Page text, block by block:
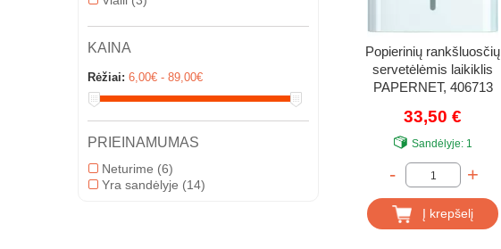
Popierinių rankšluosčių
servetėlėmis laikiklis
PAPERNET, 406713
33,50 €
Sandėlyje:1
- +
Į krepšelį
KAINA
Rėžiai: 6,00€ - 89,00€
PRIEINAMUMAS
Neturime (6)
Yra sandėlyje (14)